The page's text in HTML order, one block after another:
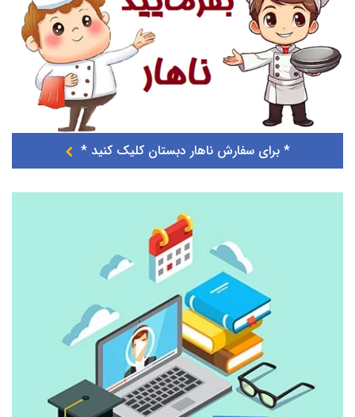
* برای سفارش ناهار دبستان کلیک کنید *